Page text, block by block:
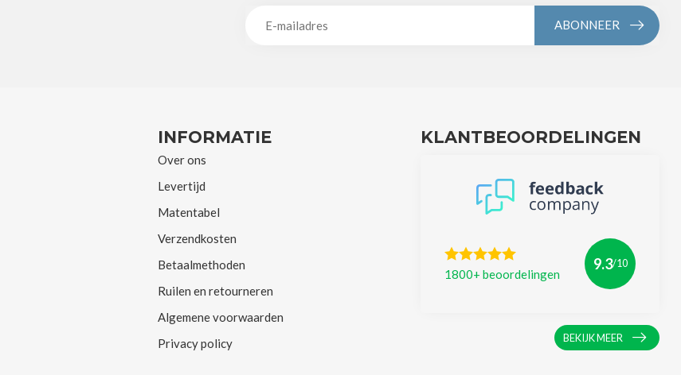
ABONNEER
INFORMATIE
Over ons
Levertijd
Matentabel
Verzendkosten
Betaalmethoden
Ruilen en retourneren
Algemene voorwaarden
Privacy policy
KLANTBEOORDELINGEN
1800+ beoordelingen
9.3/10
BEKIJK MEER